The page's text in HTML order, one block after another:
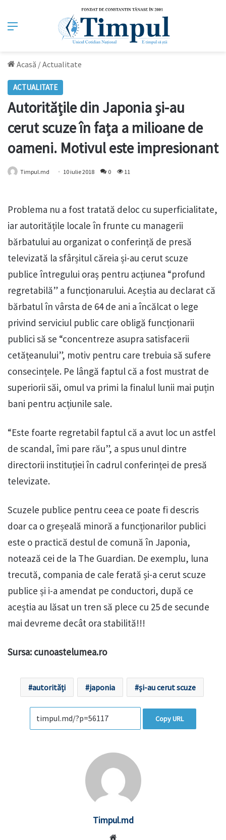
Meniu
Acasă /Actualitate
ACTUALITATE
Autoritățile din Japonia și-au
cerut scuze în fața a milioane de
oameni. Motivul este impresionant
Timpul.md 10 iulie 2018 0 11
Problema nu a fost tratată deloc cu superficialitate,
iar autoritățile locale în frunte cu managerii
bărbatului au organizat o conferință de presă
televizată la sfârșitul căreia și-au cerut scuze
publice întregului oraș pentru acțiunea “profund
regretabilă” a funcționarului. Aceștia au declarat că
bărbatul în vârsta de 64 de ani a încălcat o lege
privind serviciul public care obligă funcționarii
publici să se “concentreze asupra satisfacerii
cetățeanului”, motiv pentru care trebuia să sufere
consecințele. Pe lângă faptul că a fost mustrat de
superiorii săi, omul va primi la finalul lunii mai puțin
bani pentru acțiunile sale.
“Este foarte regretabil faptul că a avut loc un astfel
de scandal, îmi pare rău”, a spus unul dintre
directorii instituției în cadrul conferinței de presă
televizate.
Scuzele publice pentru ceea ce poate fi descris
doar ca o greșeală minoră a funcționarilor publici
este o practică destul de comună în Japonia,
notează cei de la The Guardian. De exemplu, luna
trecută, compania de cale ferată și-a cerut scuze
publice și i-a amendat pe conductori, după ce
aceștia au lăsat un tren să plece cu 25 de secunde
mai devreme decât ora stabilită!!!
Sursa: cunoastelumea.ro
autorități japonia și-au cerut scuze
Copy URL
Timpul.md